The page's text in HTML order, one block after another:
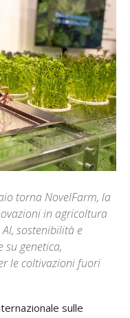
torna NovelFarm, la
in agricoltura
sostenibilità e
su genetica,
le coltivazioni fuori
sulle